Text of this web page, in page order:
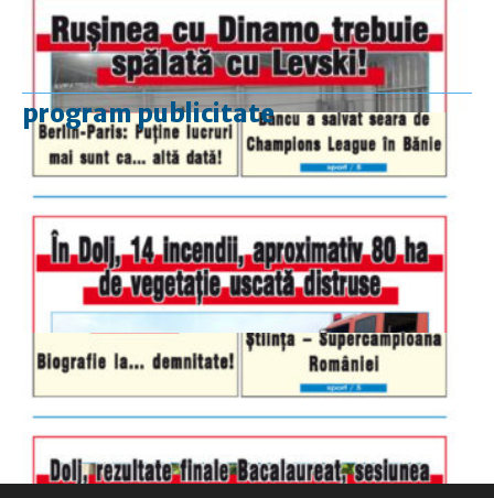
program publicitate
luni-vineri
9.00 - 17.00
duminică
9.00 - 12.00